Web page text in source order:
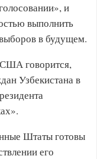
и
выполнить
в будущем.
США говорится,
Узбекистана в
Штаты готовы
его